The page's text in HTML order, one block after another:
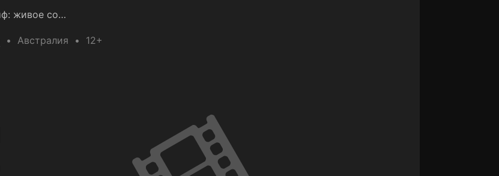
Большой Барьерный риф: живое сокровище
Австралия 12+